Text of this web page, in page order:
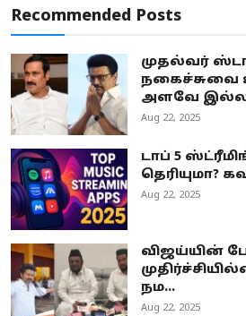
Recommended Posts
முதல்வர்
நகைச்சுவை
அளவே
Aug 22, 2025
டாப் 5
தெரியுமா?
Aug 22, 2025
விஜய்யின்
நம...
Aug 22, 2025